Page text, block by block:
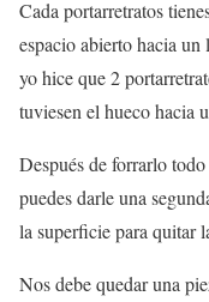
Cada portarretratos
espacio abierto hacia un
yo hice que 2
tuviesen el hueco hacia
Después de forrarlo
puedes darle una
la superficie para quitar
Nos debe quedar una